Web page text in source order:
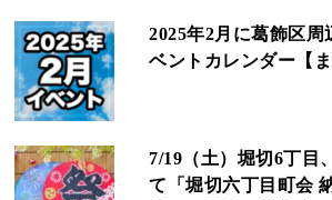
2025年2月に葛飾区周
ベントカレンダー【ま
7/19（土）堀切6丁目
て「堀切六丁目町会